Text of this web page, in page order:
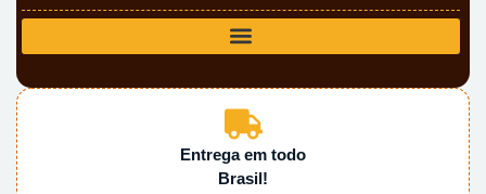
Entrega em todo
Brasil!